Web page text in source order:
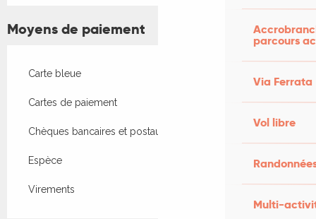
parcours
Via Ferrata
Vol libre
Multi-
Moyens de paiement
Carte bleue
Cartes de paiement
Chèques bancaires et postaux
Espèce
Virements